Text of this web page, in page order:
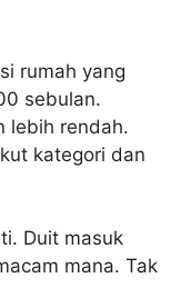
rumah yang
sebulan.
lebih rendah.
kategori dan
Duit masuk
mana. Tak